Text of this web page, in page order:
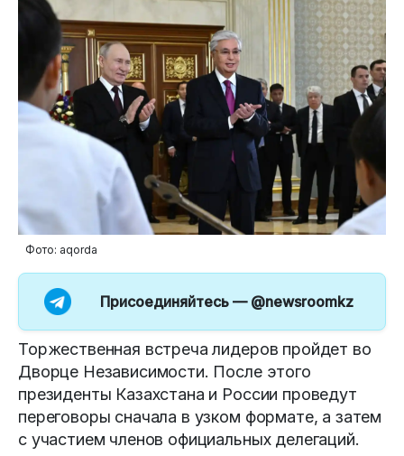
Фото: aqorda
Присоединяйтесь — @newsroomkz
Торжественная встреча лидеров пройдет во
Дворце Независимости. После этого
президенты Казахстана и России проведут
переговоры сначала в узком формате, а затем
с участием членов официальных делегаций.